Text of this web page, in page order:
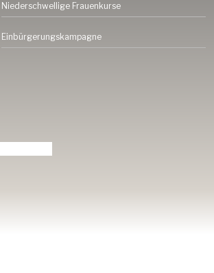
Niederschwellige Frauenkurse
Einbürgerungskampagne